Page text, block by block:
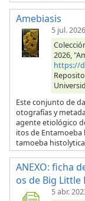
Amebiasis
5 jul. 2026
2026,
https://
Este conjunto de
otografías y
agente etiológico
itos de
tamoeba
ANEXO: ficha
os de Big Little
5 abr.